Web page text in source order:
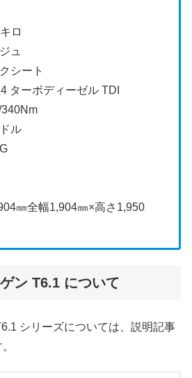
ロ
ュ
シート
ターボディーゼル TDI
ル
㎜全幅1,904㎜×高さ1,950
ン T6.1 について
シリーズについては、説明記事